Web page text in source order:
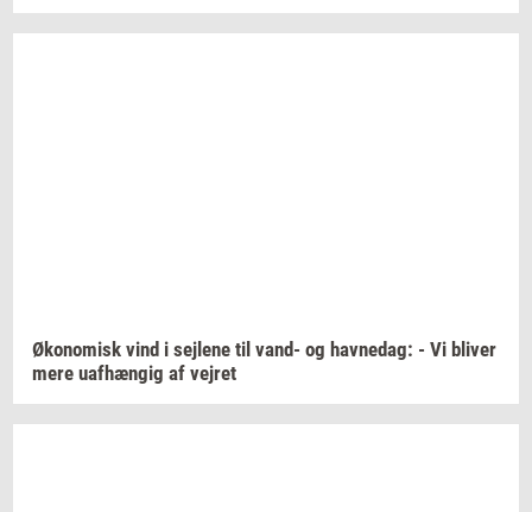
Øko­no­misk vind i sej­le­ne til vand- og hav­nedag: - Vi bli­ver
mere uaf­hæn­gig af vej­ret